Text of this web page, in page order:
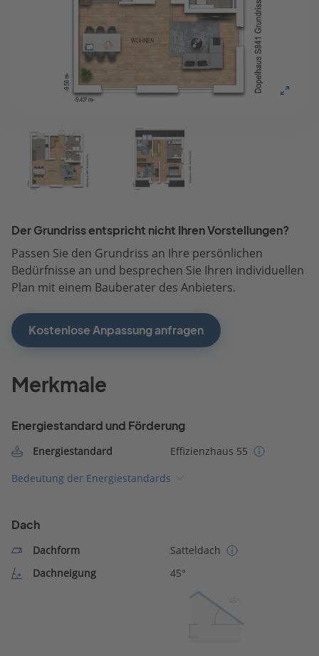
Der Grundriss entspricht nicht Ihren Vorstellungen?
Passen Sie den Grundriss an Ihre persönlichen
Bedürfnisse an und besprechen Sie Ihren individuellen
Plan mit einem Bauberater des Anbieters.
Kostenlose Anpassung anfragen
Merkmale
Energiestandard und Förderung
Energiestandard
Effizienzhaus 55
Bedeutung der Energiestandards
Dach
Dachform
Satteldach
Dachneigung
45°